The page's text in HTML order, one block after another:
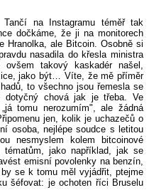
na Instagramu téměř tak
dočkáme, že ji na monitorech
Hranolka, ale Bitcoin. Osobně si
nasadila do křesla ministra
takový kaskadér našel,
jako být… Víte, že mě příměr
to všechno jsou řemesla se
dotyčný chová jak je třeba. Ve
tomu nerozumím", ale žádná
jen, kolik je uchazečů o
osoba, nejlépe soudce s letitou
nesmyslem kolem bitcoinové
tématům, jako například, jak se
emisní povolenky na benzín,
se k tomu měl vyjádřit, ptejme
šéfovat: je ochoten říci Bruselu